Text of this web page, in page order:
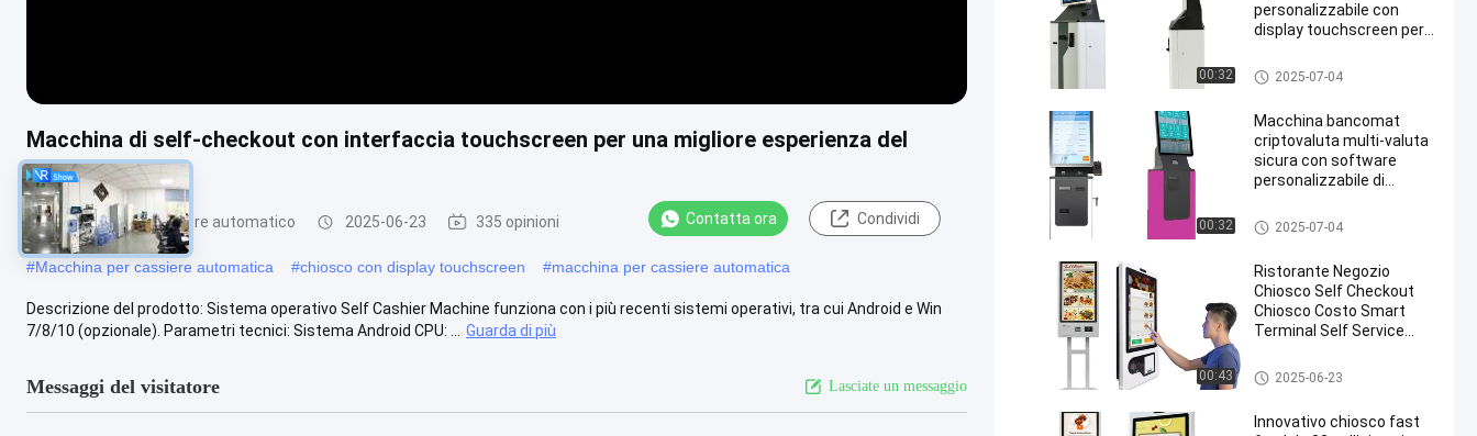
Macchina di self-checkout con interfaccia touchscreen per una migliore esperienza del
cliente
Macchina per cassiere automatico 2025-06-23 335 opinioni Contatta ora Condividi
#Macchina per cassiere automatica #chiosco con display touchscreen #macchina per cassiere automatica
Descrizione del prodotto: Sistema operativo Self Cashier Machine funziona con i più recenti sistemi operativi, tra cui Android e Win
7/8/10 (opzionale). Parametri tecnici: Sistema Android CPU: ...
Guarda di più
Messaggi del visitatore Lasciate un messaggio
00:32
personalizzabile con
display touchscreen per
carte di credito
Bancomat crittografico
2025-07-04
00:32
Macchina bancomat
criptovaluta multi-valuta
sicura con software
personalizzabile di
Android OS.
Bancomat crittografico
2025-07-04
00:43
Ristorante Negozio
Chiosco Self Checkout
Chiosco Costo Smart
Terminal Self Service
Macchina per cassiere autom
atico
2025-06-23
Innovativo chiosco fast